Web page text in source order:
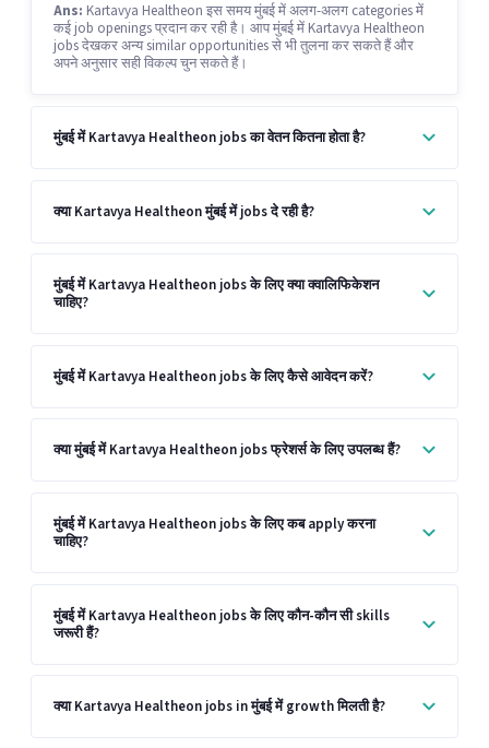
Ans: Kartavya Healtheon इस समय मुंबई में अलग-अलग categories में
कई job openings प्रदान कर रही है। आप मुंबई में Kartavya Healtheon
jobs देखकर अन्य similar opportunities से भी तुलना कर सकते हैं और
अपने अनुसार सही विकल्प चुन सकते हैं।
मुंबई में Kartavya Healtheon jobs का वेतन कितना होता है?
क्या Kartavya Healtheon मुंबई में jobs दे रही है?
मुंबई में Kartavya Healtheon jobs के लिए क्या क्वालिफिकेशन
चाहिए?
मुंबई में Kartavya Healtheon jobs के लिए कैसे आवेदन करें?
क्या मुंबई में Kartavya Healtheon jobs फ्रेशर्स के लिए उपलब्ध हैं?
मुंबई में Kartavya Healtheon jobs के लिए कब apply करना
चाहिए?
मुंबई में Kartavya Healtheon jobs के लिए कौन-कौन सी skills
जरूरी हैं?
क्या Kartavya Healtheon jobs in मुंबई में growth मिलती है?